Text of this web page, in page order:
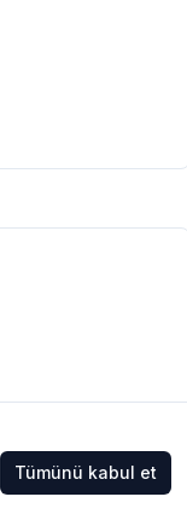
Tümünü kabul et